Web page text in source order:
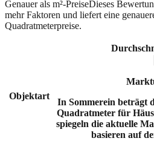
Genauer als m²-PreiseDieses
mehr Faktoren und liefert eine
Quadratmeterpreise.
Objektart
In Sommerein beträgt
Quadratmeter für
spiegeln die aktuelle
basieren auf